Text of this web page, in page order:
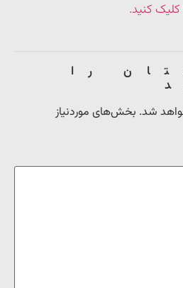
کنید.
را
شد. بخش‌های موردنیاز